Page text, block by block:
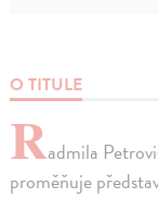
O TITULE
Radmila
proměňuje